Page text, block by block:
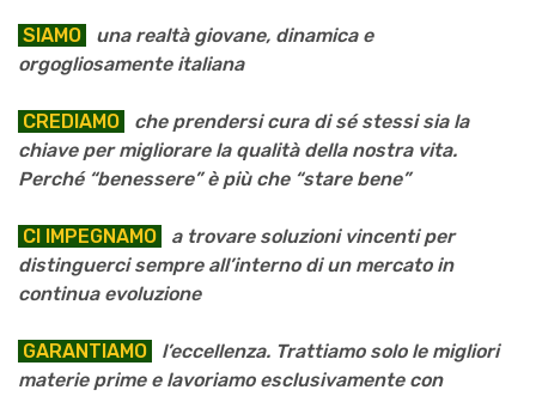
SIAMO
una realtà giovane, dinamica e
orgogliosamente italiana
CREDIAMO
che prendersi cura di sé stessi sia la
chiave per migliorare la qualità della nostra vita.
Perché “benessere” è più che “stare bene”
CI IMPEGNAMO
a trovare soluzioni vincenti per
distinguerci sempre all’interno di un mercato in
continua evoluzione
GARANTIAMO
l’eccellenza. Trattiamo solo le migliori
materie prime e lavoriamo esclusivamente con